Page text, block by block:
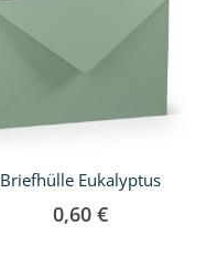
Briefhülle Eukalyptus
0,60 €